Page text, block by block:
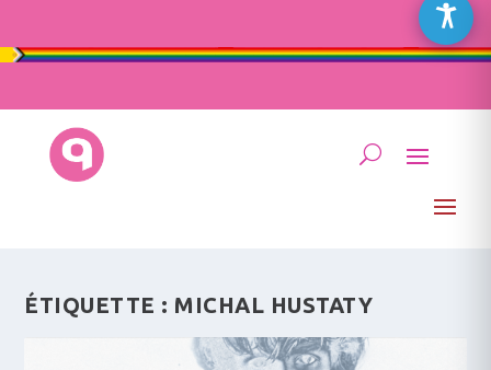
ÉTIQUETTE : MICHAL HUSTATY